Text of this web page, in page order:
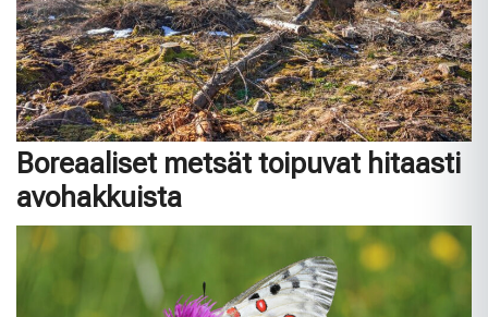
Boreaaliset metsät toipuvat hitaasti
avohakkuista